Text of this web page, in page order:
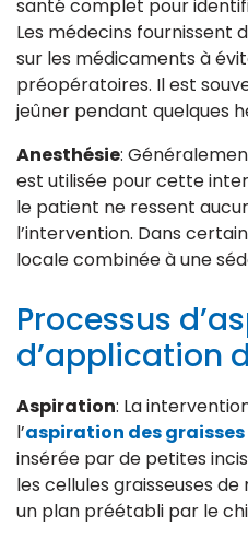
santé complet pour
Les médecins fournissent
sur les médicaments à
préopératoires. Il est
jeûner pendant quelques
Anesthésie:
est utilisée pour cette
le patient ne ressent
l’intervention. Dans
locale combinée à une
Processus
d’application
Aspiration: La
l’aspiration des graisses
insérée par de petites
les cellules graisseuses
un plan préétabli par le